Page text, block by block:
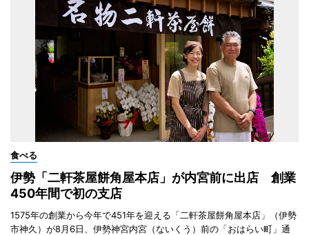
食べる
伊勢「二軒茶屋餅角屋本店」が内宮前に出店 創業
450年間で初の支店
1575年の創業から今年で451年を迎える「二軒茶屋餅角屋本店」（伊勢
市神久）が8月6日、伊勢神宮内宮（ないくう）前の「おはらい町」通